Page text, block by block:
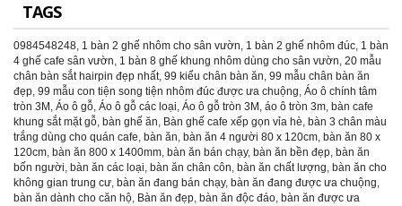
TAGS
0984548248, 1 bàn 2 ghế nhôm cho sân vườn, 1 bàn 2 ghế nhôm đúc, 1 bàn
4 ghế cafe sân vườn, 1 bàn 8 ghế khung nhôm dùng cho sân vườn, 20 mẫu
chân bàn sắt hairpin đẹp nhất, 99 kiểu chân bàn ăn, 99 mẫu chân bàn ăn
đẹp, 99 mẫu con tiện song tiện nhôm đúc được ưa chuộng, Áo ô chính tâm
tròn 3M , Áo ô gỗ, Áo ô gỗ các loại, Áo ô gỗ tròn 3M , áo ô tròn 3m, bàn cafe
khung sắt mặt gỗ, bàn ghế ăn, Bàn ghế cafe xếp gọn vỉa hè, bàn 3 chân màu
trắng dùng cho quán cafe, bàn ăn, bàn ăn 4 người 80 x 120cm, bàn ăn 80 x
120cm, bàn ăn 800 x 1400mm, bàn ăn bán chạy, bàn ăn bền đẹp, bàn ăn
bốn người, bàn ăn các loại, bàn ăn chân côn, bàn ăn chất lượng, bàn ăn cho
không gian trung cư, bàn ăn đang bán chạy, bàn ăn đang được ưa chuộng,
bàn ăn dành cho căn hộ, Bàn ăn đẹp, bàn ăn độc đáo, bàn ăn được ưa